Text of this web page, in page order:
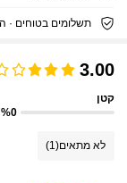
תשלומים בטוחים ·
3.00
קטן
%0
לא מתאים(1)